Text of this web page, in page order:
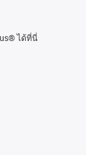
ได้ที่นี่